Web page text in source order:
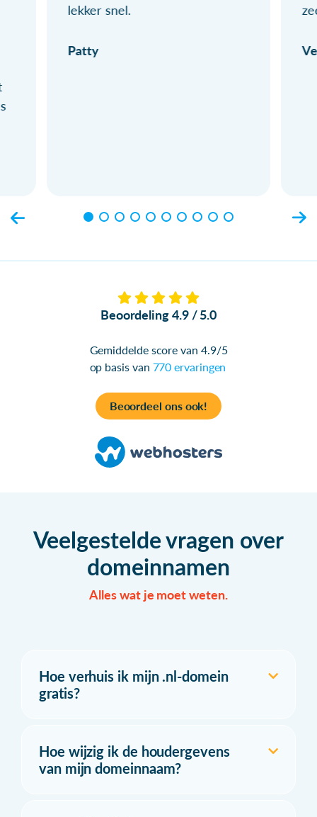
lekker snel.
Patty
Beoordeling 4.9 / 5.0
Gemiddelde score van 4.9/5
op basis van 770 ervaringen
Beoordeel ons ook!
Veelgestelde vragen over
domeinnamen
Alles wat je moet weten.
Hoe verhuis ik mijn .nl-domein
gratis?
Hoe wijzig ik de houdergevens
van mijn domeinnaam?